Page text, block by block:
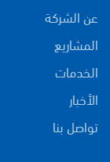
عن الشركة
المشاريع
الخدمات
الأخبار
تواصل بنا